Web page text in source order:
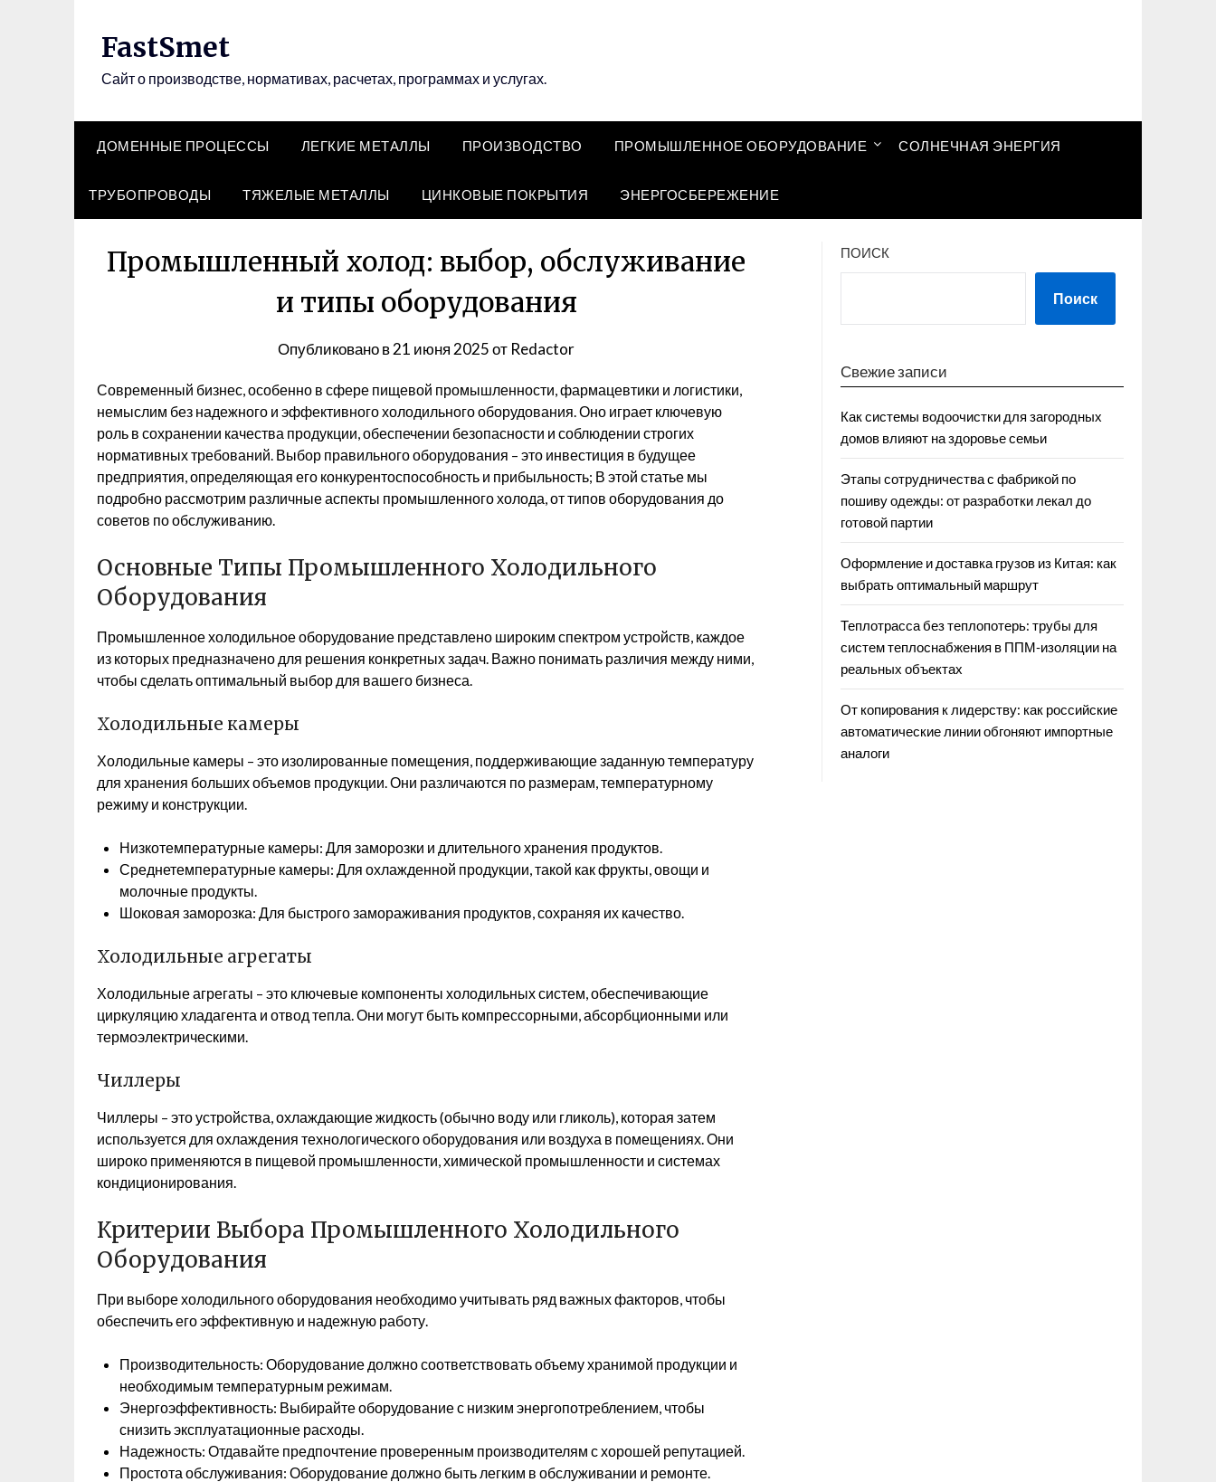
FastSmet
Сайт о производстве, нормативах, расчетах, программах и услугах.
ДОМЕННЫЕ ПРОЦЕССЫ ЛЕГКИЕ МЕТАЛЛЫ ПРОИЗВОДСТВО ПРОМЫШЛЕННОЕ ОБОРУДОВАНИЕ СОЛНЕЧНАЯ ЭНЕРГИЯ
ТРУБОПРОВОДЫ ТЯЖЕЛЫЕ МЕТАЛЛЫ ЦИНКОВЫЕ ПОКРЫТИЯ ЭНЕРГОСБЕРЕЖЕНИЕ
Промышленный холод: выбор, обслуживание
и типы оборудования
Опубликовано в21 июня 2025от Redactor
Современный бизнес, особенно в сфере пищевой промышленности, фармацевтики и логистики,
немыслим без надежного и эффективного холодильного оборудования. Оно играет ключевую
роль в сохранении качества продукции, обеспечении безопасности и соблюдении строгих
нормативных требований. Выбор правильного оборудования – это инвестиция в будущее
предприятия, определяющая его конкурентоспособность и прибыльность; В этой статье мы
подробно рассмотрим различные аспекты промышленного холода, от типов оборудования до
советов по обслуживанию.
Основные Типы Промышленного Холодильного
Оборудования
Промышленное холодильное оборудование представлено широким спектром устройств, каждое
из которых предназначено для решения конкретных задач. Важно понимать различия между ними,
чтобы сделать оптимальный выбор для вашего бизнеса.
Холодильные камеры
Холодильные камеры – это изолированные помещения, поддерживающие заданную температуру
для хранения больших объемов продукции. Они различаются по размерам, температурному
режиму и конструкции.
Низкотемпературные камеры: Для заморозки и длительного хранения продуктов.
Среднетемпературные камеры: Для охлажденной продукции, такой как фрукты, овощи и
молочные продукты.
Шоковая заморозка: Для быстрого замораживания продуктов, сохраняя их качество.
Холодильные агрегаты
Холодильные агрегаты – это ключевые компоненты холодильных систем, обеспечивающие
циркуляцию хладагента и отвод тепла. Они могут быть компрессорными, абсорбционными или
термоэлектрическими.
Чиллеры
Чиллеры – это устройства, охлаждающие жидкость (обычно воду или гликоль), которая затем
используется для охлаждения технологического оборудования или воздуха в помещениях. Они
широко применяются в пищевой промышленности, химической промышленности и системах
кондиционирования.
Критерии Выбора Промышленного Холодильного
Оборудования
При выборе холодильного оборудования необходимо учитывать ряд важных факторов, чтобы
обеспечить его эффективную и надежную работу.
Производительность: Оборудование должно соответствовать объему хранимой продукции и
необходимым температурным режимам.
Энергоэффективность: Выбирайте оборудование с низким энергопотреблением, чтобы
снизить эксплуатационные расходы.
Надежность: Отдавайте предпочтение проверенным производителям с хорошей репутацией.
Простота обслуживания: Оборудование должно быть легким в обслуживании и ремонте.
ПОИСК
Поиск
Свежие записи
Как системы водоочистки для загородных
домов влияют на здоровье семьи
Этапы сотрудничества с фабрикой по
пошиву одежды: от разработки лекал до
готовой партии
Оформление и доставка грузов из Китая: как
выбрать оптимальный маршрут
Теплотрасса без теплопотерь: трубы для
систем теплоснабжения в ППМ‑изоляции на
реальных объектах
От копирования к лидерству: как российские
автоматические линии обгоняют импортные
аналоги